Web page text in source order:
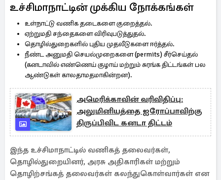
உச்சிமாநாட்டின் முக்கிய நோக்கங்கள்
உள்நாட்டு வணிக தடைகளை குறைத்தல்.
ஏற்றுமதி சந்தைகளை விரிவுபடுத்துதல்.
தொழில்துறைகளில் புதிய முதலீடுகளை ஈர்த்தல்.
நீண்ட அனுமதி செயல்முறைகளை (permits) சீர்செய்தல்
(கனடாவில் எண்ணெய் குழாய் மற்றும் சுரங்க திட்டங்கள் பல
ஆண்டுகள் காலதாமதமாகின்றன).
அமெரிக்காவின் வரிவிதிப்பு:
அலுமினியத்தை ஐரோப்பாவிற்கு
திருப்பிவிட கனடா திட்டம்
இந்த உச்சிமாநாட்டில் வணிகத் தலைவர்கள்,
தொழில்துறையினர், அரசு அதிகாரிகள் மற்றும்
தொழிற்சங்கத் தலைவர்கள் கலந்துகொள்வார்கள் என